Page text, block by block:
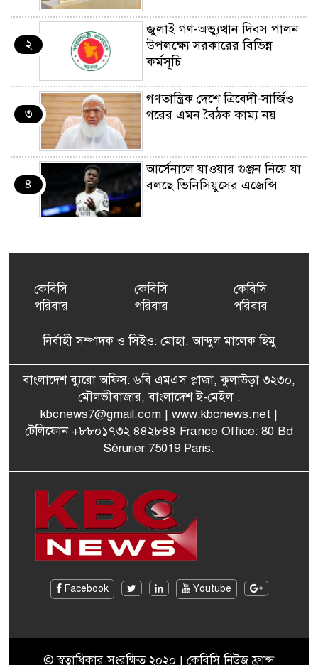
২
জুলাই গণ-অভ্যুত্থান দিবস পালন
উপলক্ষ্যে সরকারের বিভিন্ন
কর্মসূচি
৩
গণতান্ত্রিক দেশে ত্রিবেদী-সার্জিও
গরের এমন বৈঠক কাম্য নয়
৪
আর্সেনালে যাওয়ার গুঞ্জন নিয়ে যা
বলছে ভিনিসিয়ুসের এজেন্সি
৫
যুক্তরাষ্ট্র-জাপানের বিরল পদক্ষেপ
বেনজীরের অন্য দেশের পাসপোর্ট
পরিকল্পনা মন্ত্রণালয়ের স্থায়ী
কমিটি সদস্য হলেন এমপি শকু
মৌলভীবাজারের রাজনগরে
মরিশাসে খুলছে বাংলাদেশের
শ্রমবাজার! দ্রুত সমঝোতা স্বাক্ষর
জাতীয় নির্বাচনে দলীয় নির্দেশনা
কেবিসি
পরিবার
কেবিসি
পরিবার
কেবিসি
পরিবার
নির্বাহী সম্পাদক ও সিইও: মোহা. আব্দুল মালেক হিমু
বাংলাদেশ ব্যুরো অফিস: ৬বি এমএস প্লাজা, কুলাউড়া ৩২৩০,
মৌলভীবাজার, বাংলাদেশ ই-মেইল :
kbcnews7@gmail.com | www.kbcnews.net |
টেলিফোন +৮৮০১৭৩২ ৪৪২৮৪৪ France Office: 80 Bd
Sérurier 75019 Paris.
Facebook Youtube
© স্বত্বাধিকার সংরক্ষিত ২০২০ | কেবিসি নিউজ ফ্রান্স